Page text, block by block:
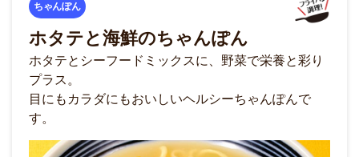
みそラーメン
温玉チャルメラ
温泉たまごをちょこんと乗せてねぎを添えるだけ。
超スピードチャルメラのできあがり！